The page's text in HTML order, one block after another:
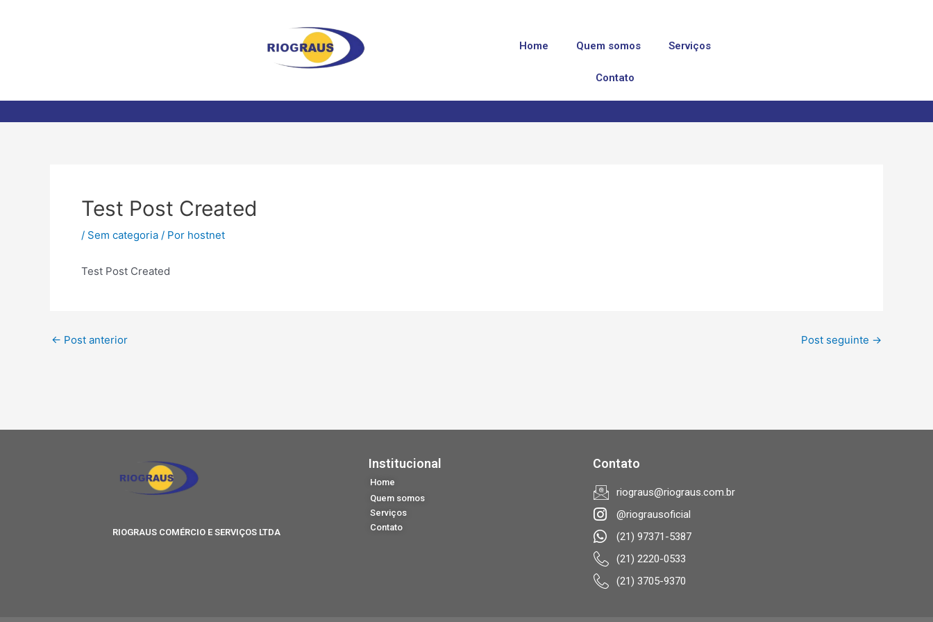
Home Quem somos Serviços
Contato
Test Post Created
/ Sem categoria / Por hostnet
Test Post Created
← Post anterior Post seguinte →
RIOGRAUS COMÉRCIO E SERVIÇOS LTDA
Institucional
Home
Quem somos
Serviços
Contato
Contato
riograus@riograus.com.br
@riograusoficial
(21) 97371-5387
(21) 2220-0533
(21) 3705-9370